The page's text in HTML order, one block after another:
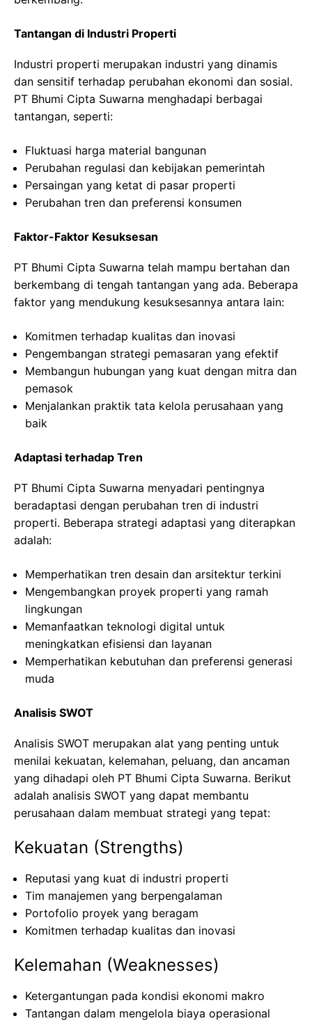
Tantangan di Industri Properti
Industri properti merupakan industri yang dinamis
dan sensitif terhadap perubahan ekonomi dan sosial.
PT Bhumi Cipta Suwarna menghadapi berbagai
tantangan, seperti:
Fluktuasi harga material bangunan
Perubahan regulasi dan kebijakan pemerintah
Persaingan yang ketat di pasar properti
Perubahan tren dan preferensi konsumen
Faktor-Faktor Kesuksesan
PT Bhumi Cipta Suwarna telah mampu bertahan dan
berkembang di tengah tantangan yang ada. Beberapa
faktor yang mendukung kesuksesannya antara lain:
Komitmen terhadap kualitas dan inovasi
Pengembangan strategi pemasaran yang efektif
Membangun hubungan yang kuat dengan mitra dan
pemasok
Menjalankan praktik tata kelola perusahaan yang
baik
Adaptasi terhadap Tren
PT Bhumi Cipta Suwarna menyadari pentingnya
beradaptasi dengan perubahan tren di industri
properti. Beberapa strategi adaptasi yang diterapkan
adalah:
Memperhatikan tren desain dan arsitektur terkini
Mengembangkan proyek properti yang ramah
lingkungan
Memanfaatkan teknologi digital untuk
meningkatkan efisiensi dan layanan
Memperhatikan kebutuhan dan preferensi generasi
muda
Analisis SWOT
Analisis SWOT merupakan alat yang penting untuk
menilai kekuatan, kelemahan, peluang, dan ancaman
yang dihadapi oleh PT Bhumi Cipta Suwarna. Berikut
adalah analisis SWOT yang dapat membantu
perusahaan dalam membuat strategi yang tepat:
Kekuatan (Strengths)
Reputasi yang kuat di industri properti
Tim manajemen yang berpengalaman
Portofolio proyek yang beragam
Komitmen terhadap kualitas dan inovasi
Kelemahan (Weaknesses)
Ketergantungan pada kondisi ekonomi makro
Tantangan dalam mengelola biaya operasional